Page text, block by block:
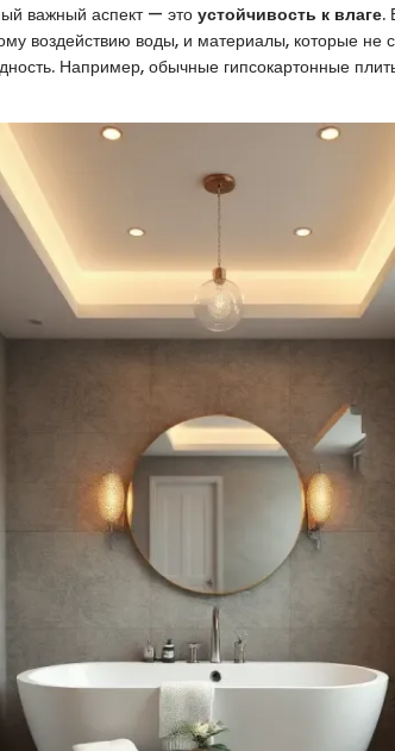
важный аспект — этоустойчивость к влаге.
воздействию воды, и материалы, которые не
Например, обычные гипсокартонные